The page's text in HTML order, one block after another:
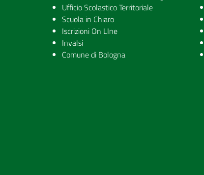
Ufficio Scolastico Territoriale
Scuola in Chiaro
Iscrizioni On LIne
Invalsi
Comune di Bologna